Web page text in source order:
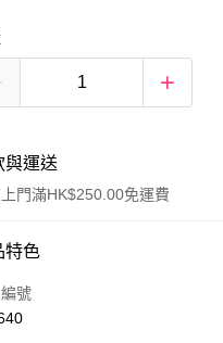
與運送
門滿HK$250.00免運費
方式
特色
號